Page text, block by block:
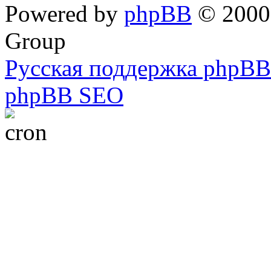
Powered by phpBB ©
Group
Русская поддержка phpBB
phpBB SEO